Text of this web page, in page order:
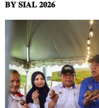
𝐁𝐘 𝐒𝐈𝐀𝐋 𝟐𝟎𝟐𝟔